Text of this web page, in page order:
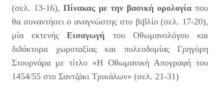
(σελ. 13-16), Πίνακας με την βασική ορολογίαπου
θα συναντήσει ο αναγνώστης στο βιβλίο (σελ. 17-20),
μία εκτενήςΕισαγωγή του Οθωμανολόγου και
διδάκτορα χωροταξίας και πολεοδομίας Γρηγόρη
Στουρνάρα με τίτλο «Η Οθωμανική Απογραφή του
1454/55 στο Σαντζάκι Τρικάλων» (σελ. 21-31)